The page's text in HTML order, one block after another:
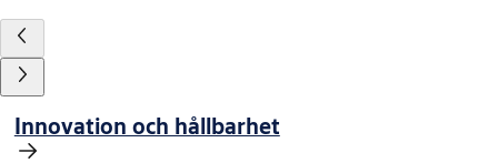
Innovation och hållbarhet